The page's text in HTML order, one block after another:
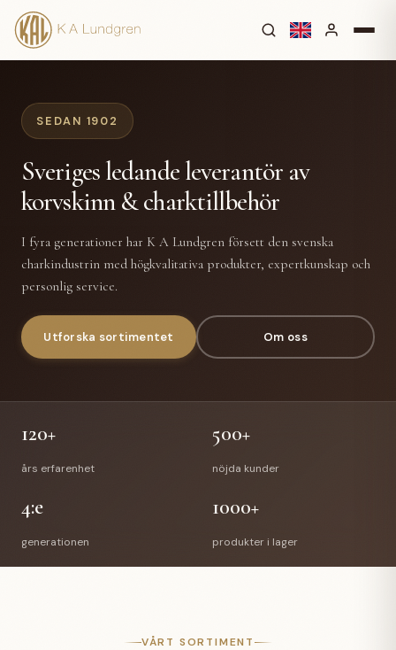
SEDAN 1902
Sveriges ledande leverantör av
korvskinn & charktillbehör
I fyra generationer har K A Lundgren försett den svenska
charkindustrin med högkvalitativa produkter, expertkunskap och
personlig service.
Utforska sortimentet Om oss
120+
års erfarenhet
500+
nöjda kunder
4:e
generationen
1000+
produkter i lager
VÅRT SORTIMENT